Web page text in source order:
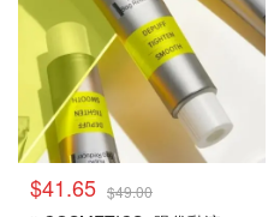
$41.65 $49.00